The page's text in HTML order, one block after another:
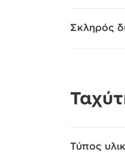
Σκληρός
Τύπος